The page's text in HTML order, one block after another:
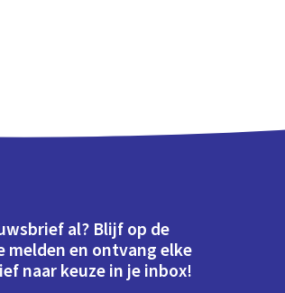
al? Blijf op de
melden en ontvang elke
naar keuze in je inbox!